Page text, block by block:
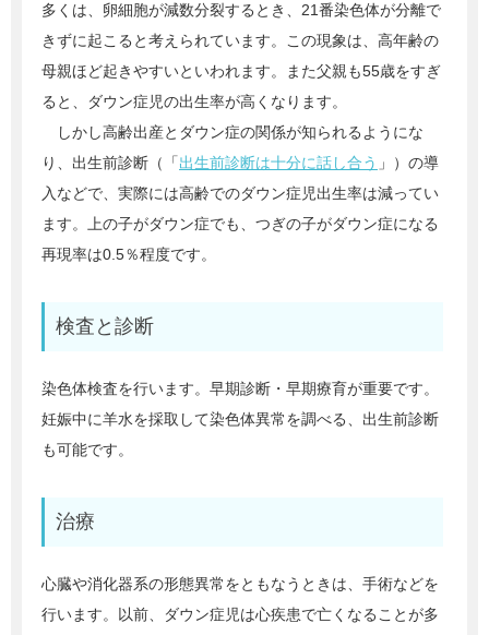
多くは、卵細胞が減数分裂するとき、21番染色体が分離で
きずに起こると考えられています。この現象は、高年齢の
母親ほど起きやすいといわれます。また父親も55歳をすぎ
ると、ダウン症児の出生率が高くなります。
しかし高齢出産とダウン症の関係が知られるようにな
り、出生前診断（「出生前診断は十分に話し合う 」）の導
入などで、実際には高齢でのダウン症児出生率は減ってい
ます。上の子がダウン症でも、つぎの子がダウン症になる
再現率は0.5％程度です。
検査と診断
染色体検査を行います。早期診断・早期療育が重要です。
妊娠中に羊水を採取して染色体異常を調べる、出生前診断
も可能です。
治療
心臓や消化器系の形態異常をともなうときは、手術などを
行います。以前、ダウン症児は心疾患で亡くなることが多